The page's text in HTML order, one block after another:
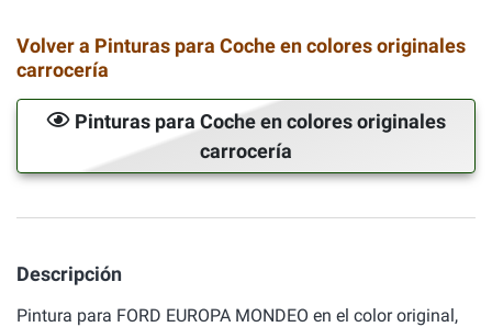
Volver a Pinturas para Coche en colores originales
carrocería
Pinturas para Coche en colores originales
carrocería
Descripción
Pintura para FORD EUROPA MONDEO en el color original,